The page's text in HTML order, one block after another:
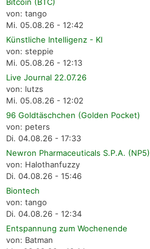
Bitcoin (BTC)
von: tango
Mi. 05.08.26 - 12:42
Künstliche Intelligenz - KI
von: steppie
Mi. 05.08.26 - 12:13
Live Journal 22.07.26
von: lutzs
Mi. 05.08.26 - 12:02
96 Goldtäschchen (Golden Pocket)
von: peters
Di. 04.08.26 - 17:33
Newron Pharmaceuticals S.P.A. (NP5)
von: Halothanfuzzy
Di. 04.08.26 - 15:46
Biontech
von: tango
Di. 04.08.26 - 12:34
Entspannung zum Wochenende
von: Batman